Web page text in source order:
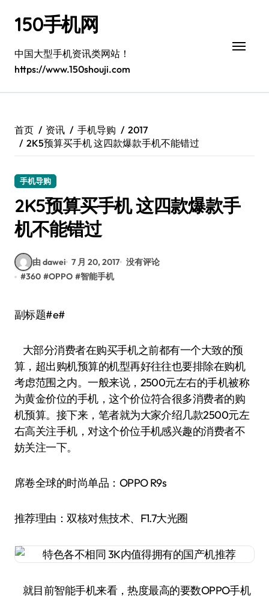
150手机网
中国大型手机资讯类网站！
https://www.150shouji.com
首页 资讯 手机导购
2017
2K5预算买手机 这四款爆款手机不能错过
手机导购
2K5预算买手机 这四款爆款手
机不能错过
由 dawei 7 月 20, 2017 没有评论
#360 #OPPO #智能手机
副标题#e#
大部分消费者在购买手机之前都有一个大致的预
算，超出购机预算的机型再好往往也要排除在购机
考虑范围之内。一般来说，2500元左右的手机被称
为黄金价位的手机，这个价位符合很多消费者的购
机预算。接下来，笔者就为大家介绍几款2500元左
右高关注手机，对这个价位手机感兴趣的消费者不
妨关注一下。
席卷全球的时尚单品：OPPO R9s
推荐理由：双核对焦技术、F1.7大光圈
就目前智能手机来看，热度最高的要数OPPO手机